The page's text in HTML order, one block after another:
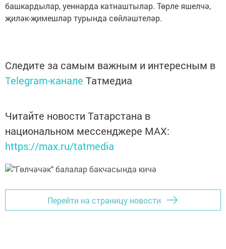
башкардылар, уеннарда катнаштылар. Төрле яшелчә,
җиләк-җимешләр турында сөйләштеләр.
Следите за самым важным и интересным в
Telegram-канале Татмедиа
Читайте новости Татарстана в
национальном мессенджере MАХ:
https://max.ru/tatmedia
Перейти на страницу новости